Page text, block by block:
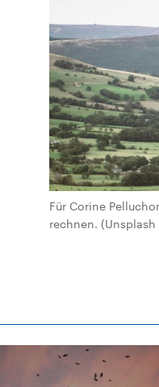
Für Corine
rechnen.